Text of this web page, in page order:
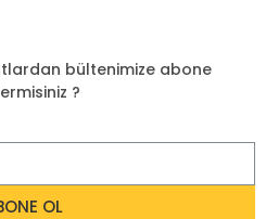
bültenimize abone
?
OL